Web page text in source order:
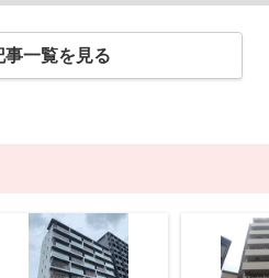
事一覧を見る